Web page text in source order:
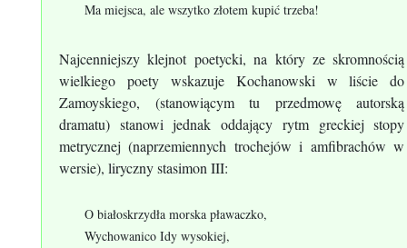
Ma miejsca, ale wszytko złotem kupić trzeba!
Najcenniejszy klejnot poetycki, na który ze skromnością
wielkiego poety wskazuje Kochanowski w liście do
Zamoyskiego, (stanowiącym tu przedmowę autorską
dramatu) stanowi jednak oddający rytm greckiej stopy
metrycznej (naprzemiennych trochejów i amfibrachów w
wersie), liryczny stasimon III:
O białoskrzydła morska pławaczko,
Wychowanico Idy wysokiej,